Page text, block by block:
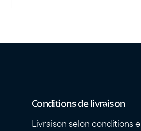
Conditions de livraison
Livraison selon conditions